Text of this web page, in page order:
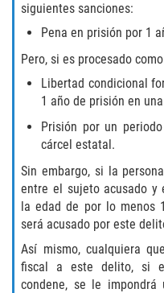
de
Cuarta
Años
DUI en
Tercera
siguientes sanciones:
Pena en prisión por 1
Pero, si es procesado
Libertad condicional
1 año de prisión en
Prisión por un
cárcel estatal.
Sin embargo, si la
entre el sujeto acusado y
la edad de por lo menos
será acusado por este
Así mismo, cualquiera
fiscal a este delito, si
condene, se le